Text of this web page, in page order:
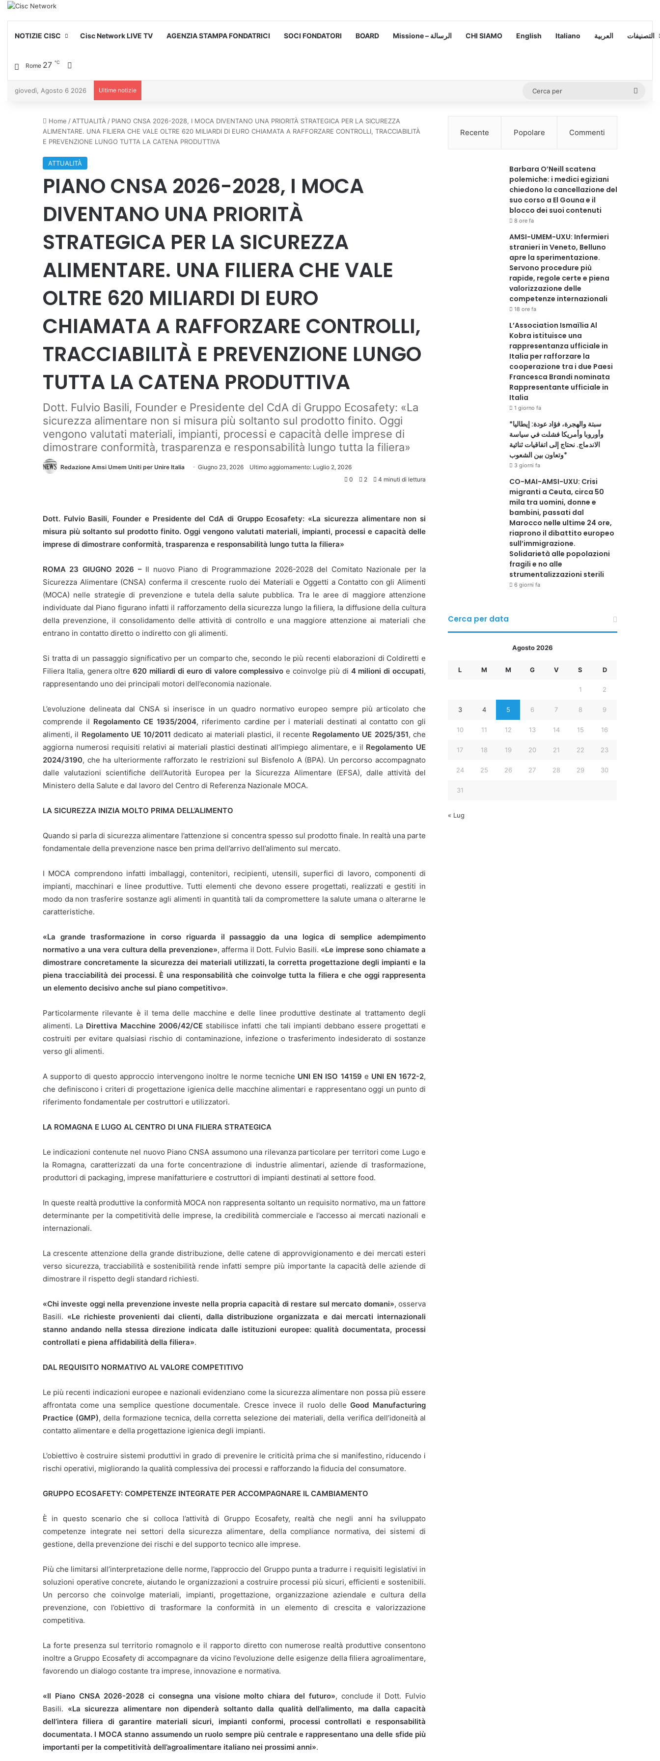
NOTIZIE CISC Cisc Network LIVE TV AGENZIA STAMPA FONDATRICI SOCI FONDATORI BOARD Missione – الرسالة CHI SIAMO English Italiano العربية التصنيفات
Rome 27 ℃
giovedì, Agosto 6 2026 Ultime notizie
Home / ATTUALITÀ / PIANO CNSA 2026-2028, I MOCA DIVENTANO UNA PRIORITÀ STRATEGICA PER LA SICUREZZA
ALIMENTARE. UNA FILIERA CHE VALE OLTRE 620 MILIARDI DI EURO CHIAMATA A RAFFORZARE CONTROLLI, TRACCIABILITÀ
E PREVENZIONE LUNGO TUTTA LA CATENA PRODUTTIVA
ATTUALITÀ
PIANO CNSA 2026-2028, I MOCA
DIVENTANO UNA PRIORITÀ
STRATEGICA PER LA SICUREZZA
ALIMENTARE. UNA FILIERA CHE VALE
OLTRE 620 MILIARDI DI EURO
CHIAMATA A RAFFORZARE CONTROLLI,
TRACCIABILITÀ E PREVENZIONE LUNGO
TUTTA LA CATENA PRODUTTIVA
Dott. Fulvio Basili, Founder e Presidente del CdA di Gruppo Ecosafety: «La
sicurezza alimentare non si misura più soltanto sul prodotto finito. Oggi
vengono valutati materiali, impianti, processi e capacità delle imprese di
dimostrare conformità, trasparenza e responsabilità lungo tutta la filiera»
Redazione Amsi Umem Uniti per Unire Italia Giugno 23, 2026
Ultimo aggiornamento: Luglio 2, 2026
0
2 4 minuti di lettura
Dott. Fulvio Basili, Founder e Presidente del CdA di Gruppo Ecosafety: «La sicurezza alimentare non si
misura più soltanto sul prodotto finito. Oggi vengono valutati materiali, impianti, processi e capacità delle
imprese di dimostrare conformità, trasparenza e responsabilità lungo tutta la filiera»
ROMA 23 GIUGNO 2026 –Il nuovo Piano di Programmazione 2026-2028 del Comitato Nazionale per la
Sicurezza Alimentare (CNSA) conferma il crescente ruolo dei Materiali e Oggetti a Contatto con gli Alimenti
(MOCA) nelle strategie di prevenzione e tutela della salute pubblica. Tra le aree di maggiore attenzione
individuate dal Piano figurano infatti il rafforzamento della sicurezza lungo la filiera, la diffusione della cultura
della prevenzione, il consolidamento delle attività di controllo e una maggiore attenzione ai materiali che
entrano in contatto diretto o indiretto con gli alimenti.
Si tratta di un passaggio significativo per un comparto che, secondo le più recenti elaborazioni di Coldiretti e
Filiera Italia, genera oltre620 miliardi di euro di valore complessivo e coinvolge più di 4 milioni di occupati,
rappresentando uno dei principali motori dell’economia nazionale.
L’evoluzione delineata dal CNSA si inserisce in un quadro normativo europeo sempre più articolato che
comprende il Regolamento CE 1935/2004, riferimento cardine per i materiali destinati al contatto con gli
alimenti, il Regolamento UE 10/2011 dedicato ai materiali plastici, il recente Regolamento UE 2025/351, che
aggiorna numerosi requisiti relativi ai materiali plastici destinati all’impiego alimentare, e il Regolamento UE
2024/3190, che ha ulteriormente rafforzato le restrizioni sul Bisfenolo A (BPA). Un percorso accompagnato
dalle valutazioni scientifiche dell’Autorità Europea per la Sicurezza Alimentare (EFSA), dalle attività del
Ministero della Salute e dal lavoro del Centro di Referenza Nazionale MOCA.
LA SICUREZZA INIZIA MOLTO PRIMA DELL’ALIMENTO
Quando si parla di sicurezza alimentare l’attenzione si concentra spesso sul prodotto finale. In realtà una parte
fondamentale della prevenzione nasce ben prima dell’arrivo dell’alimento sul mercato.
I MOCA comprendono infatti imballaggi, contenitori, recipienti, utensili, superfici di lavoro, componenti di
impianti, macchinari e linee produttive. Tutti elementi che devono essere progettati, realizzati e gestiti in
modo da non trasferire sostanze agli alimenti in quantità tali da compromettere la salute umana o alterarne le
caratteristiche.
«La grande trasformazione in corso riguarda il passaggio da una logica di semplice adempimento
normativo a una vera cultura della prevenzione», afferma il Dott. Fulvio Basili. «Le imprese sono chiamate a
dimostrare concretamente la sicurezza dei materiali utilizzati, la corretta progettazione degli impianti e la
piena tracciabilità dei processi. È una responsabilità che coinvolge tutta la filiera e che oggi rappresenta
un elemento decisivo anche sul piano competitivo».
Particolarmente rilevante è il tema delle macchine e delle linee produttive destinate al trattamento degli
alimenti. La Direttiva Macchine 2006/42/CE stabilisce infatti che tali impianti debbano essere progettati e
costruiti per evitare qualsiasi rischio di contaminazione, infezione o trasferimento indesiderato di sostanze
verso gli alimenti.
A supporto di questo approccio intervengono inoltre le norme tecniche UNI EN ISO 14159 e UNI EN 1672-2,
che definiscono i criteri di progettazione igienica delle macchine alimentari e rappresentano oggi un punto di
riferimento fondamentale per costruttori e utilizzatori.
LA ROMAGNA E LUGO AL CENTRO DI UNA FILIERA STRATEGICA
Le indicazioni contenute nel nuovo Piano CNSA assumono una rilevanza particolare per territori come Lugo e
la Romagna, caratterizzati da una forte concentrazione di industrie alimentari, aziende di trasformazione,
produttori di packaging, imprese manifatturiere e costruttori di impianti destinati al settore food.
In queste realtà produttive la conformità MOCA non rappresenta soltanto un requisito normativo, ma un fattore
determinante per la competitività delle imprese, la credibilità commerciale e l’accesso ai mercati nazionali e
internazionali.
La crescente attenzione della grande distribuzione, delle catene di approvvigionamento e dei mercati esteri
verso sicurezza, tracciabilità e sostenibilità rende infatti sempre più importante la capacità delle aziende di
dimostrare il rispetto degli standard richiesti.
«Chi investe oggi nella prevenzione investe nella propria capacità di restare sul mercato domani», osserva
Basili. «Le richieste provenienti dai clienti, dalla distribuzione organizzata e dai mercati internazionali
stanno andando nella stessa direzione indicata dalle istituzioni europee: qualità documentata, processi
controllati e piena affidabilità della filiera».
DAL REQUISITO NORMATIVO AL VALORE COMPETITIVO
Le più recenti indicazioni europee e nazionali evidenziano come la sicurezza alimentare non possa più essere
affrontata come una semplice questione documentale. Cresce invece il ruolo delleGood Manufacturing
Practice (GMP), della formazione tecnica, della corretta selezione dei materiali, della verifica dell’idoneità al
contatto alimentare e della progettazione igienica degli impianti.
L’obiettivo è costruire sistemi produttivi in grado di prevenire le criticità prima che si manifestino, riducendo i
rischi operativi, migliorando la qualità complessiva dei processi e rafforzando la fiducia del consumatore.
GRUPPO ECOSAFETY: COMPETENZE INTEGRATE PER ACCOMPAGNARE IL CAMBIAMENTO
È in questo scenario che si colloca l’attività di Gruppo Ecosafety, realtà che negli anni ha sviluppato
competenze integrate nei settori della sicurezza alimentare, della compliance normativa, dei sistemi di
gestione, della prevenzione dei rischi e del supporto tecnico alle imprese.
Più che limitarsi all’interpretazione delle norme, l’approccio del Gruppo punta a tradurre i requisiti legislativi in
soluzioni operative concrete, aiutando le organizzazioni a costruire processi più sicuri, efficienti e sostenibili.
Un percorso che coinvolge materiali, impianti, progettazione, organizzazione aziendale e cultura della
prevenzione, con l’obiettivo di trasformare la conformità in un elemento di crescita e valorizzazione
competitiva.
La forte presenza sul territorio romagnolo e il rapporto diretto con numerose realtà produttive consentono
inoltre a Gruppo Ecosafety di accompagnare da vicino l’evoluzione delle esigenze della filiera agroalimentare,
favorendo un dialogo costante tra imprese, innovazione e normativa.
«Il Piano CNSA 2026-2028 ci consegna una visione molto chiara del futuro», conclude il Dott. Fulvio
Basili. «La sicurezza alimentare non dipenderà soltanto dalla qualità dell’alimento, ma dalla capacità
dell’intera filiera di garantire materiali sicuri, impianti conformi, processi controllati e responsabilità
documentata. I MOCA stanno assumendo un ruolo sempre più centrale e rappresentano una delle sfide più
importanti per la competitività dell’agroalimentare italiano nei prossimi anni».
Recente Popolare Commenti
Barbara O’Neill scatena
polemiche: i medici egiziani
chiedono la cancellazione del
suo corso a El Gouna e il
blocco dei suoi contenuti
8 ore fa
AMSI-UMEM-UXU: Infermieri
stranieri in Veneto, Belluno
apre la sperimentazione.
Servono procedure più
rapide, regole certe e piena
valorizzazione delle
competenze internazionali
18 ore fa
L’Association Ismaïlia Al
Kobra istituisce una
rappresentanza ufficiale in
Italia per rafforzare la
cooperazione tra i due Paesi
Francesca Brandi nominata
Rappresentante ufficiale in
Italia
1 giorno fa
*سبتة والهجرة، فؤاد عودة: إيطاليا
وأوروبا وأمريكا فشلت في سياسة
الاندماج. نحتاج إلى اتفاقيات ثنائية
وتعاون بين الشعوب*
3 giorni fa
CO-MAI-AMSI-UXU: Crisi
migranti a Ceuta, circa 50
mila tra uomini, donne e
bambini, passati dal
Marocco nelle ultime 24 ore,
riaprono il dibattito europeo
sull’immigrazione.
Solidarietà alle popolazioni
fragili e no alle
strumentalizzazioni sterili
6 giorni fa
Cerca per data
Agosto 2026
L M M G V S D
1 2
3 4 5 6 7 8 9
10 11 12 13 14 15 16
17 18 19 20 21 22 23
24 25 26 27 28 29 30
31
« Lug